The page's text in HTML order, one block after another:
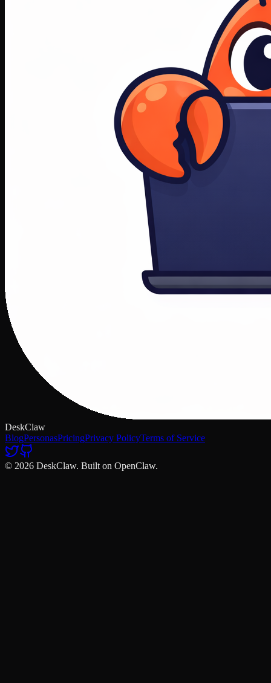
DeskClaw
BlogPersonasPricingPrivacy PolicyTerms of Service
© 2026 DeskClaw. Built on OpenClaw.